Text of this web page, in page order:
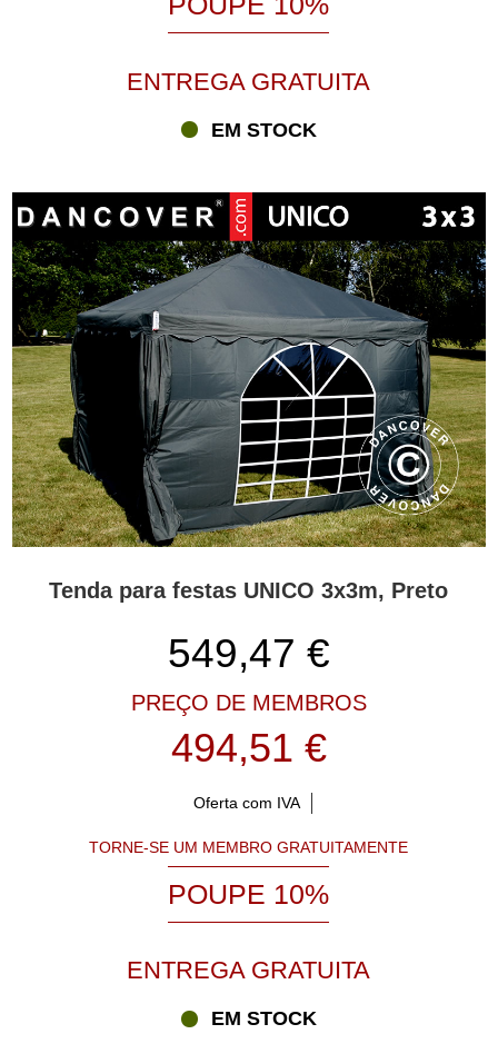
ENTREGA GRATUITA
EM STOCK
Tenda para festas UNICO 3x3m, Preto
549,47 €
PREÇO DE MEMBROS
494,51 €
Oferta com IVA
TORNE-SE UM MEMBRO GRATUITAMENTE
POUPE 10%
ENTREGA GRATUITA
EM STOCK